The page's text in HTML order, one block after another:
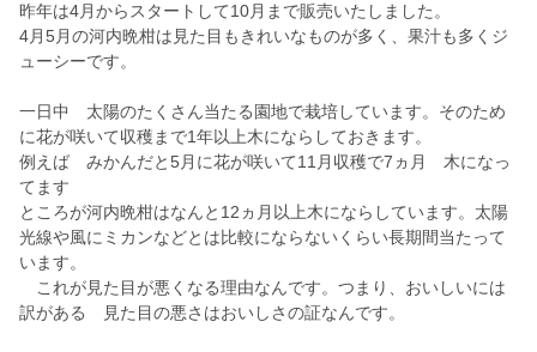
昨年は4月からスタートして10月まで販売いたしました。
4月5月の河内晩柑は見た目もきれいなものが多く、果汁も多くジ
ューシーです。
一日中 太陽のたくさん当たる園地で栽培しています。そのため
に花が咲いて収穫まで1年以上木にならしておきます。
例えば みかんだと5月に花が咲いて11月収穫で7ヵ月 木になっ
てます
ところが河内晩柑はなんと12ヵ月以上木にならしています。太陽
光線や風にミカンなどとは比較にならないくらい長期間当たって
います。
これが見た目が悪くなる理由なんです。つまり、おいしいには
訳がある 見た目の悪さはおいしさの証なんです。